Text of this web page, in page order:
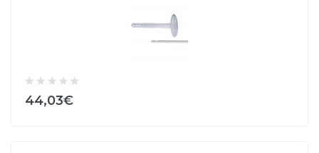
44,03€